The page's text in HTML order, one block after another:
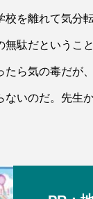
を離れて気分
無駄だというこ
ら気の毒だが
いのだ。先生